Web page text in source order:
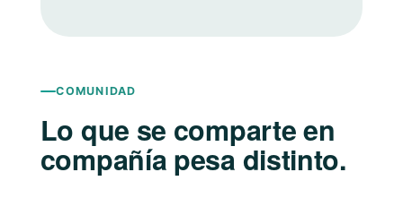
COMUNIDAD
Lo que se comparte en
compañía pesa distinto.